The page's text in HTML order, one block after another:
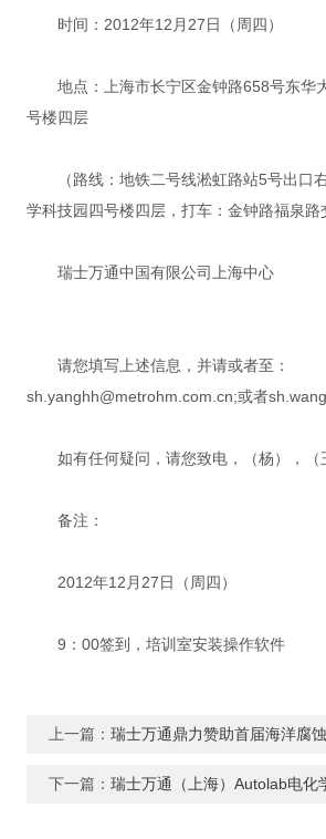
时间：2012年12月27日（周四）
地点：上海市长宁区金钟路658号东华
号楼四层
（路线：地铁二号线淞虹路站5号出口
学科技园四号楼四层，打车：金钟路福泉路
瑞士万通中国有限公司上海中心
请您填写上述信息，并请或者至：
sh.yanghh@metrohm.com.cn;或者
如有任何疑问，请您致电，（杨），（
备注：
2012年12月27日（周四）
9：00签到，培训室安装操作软件
上一篇： 瑞士万通鼎力赞助首届海洋腐
下一篇： 瑞士万通（上海）Autolab电化学工作站医疗器